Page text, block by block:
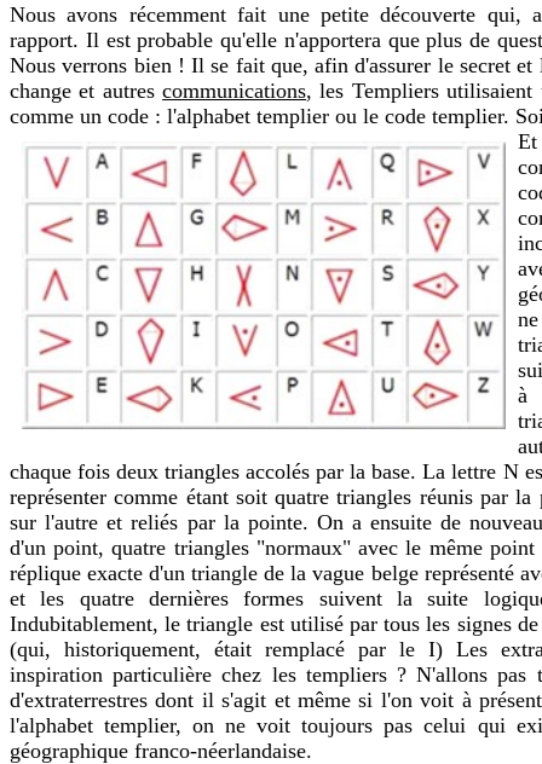
Nous avons récemment fait une petite découverte qui,
rapport. Il est probable qu'elle n'apportera que plus de
Nous verrons bien ! Il se fait que, afin d'assurer le secret
change et autrescommunications, les Templiers utilisaient
comme un code : l'alphabet templier ou le code templier.
Et
à
chaque fois deux triangles accolés par la base. La lettre N
représenter comme étant soit quatre triangles réunis par
sur l'autre et reliés par la pointe. On a ensuite de
d'un point, quatre triangles "normaux" avec le même
réplique exacte d'un triangle de la vague belge représenté
et les quatre dernières formes suivent la suite
Indubitablement, le triangle est utilisé par tous les signes
(qui, historiquement, était remplacé par le I) Les
inspiration particulière chez les templiers ? N'allons
d'extraterrestres dont il s'agit et même si l'on voit à
l'alphabet templier, on ne voit toujours pas celui qui
géographique franco-néerlandaise.